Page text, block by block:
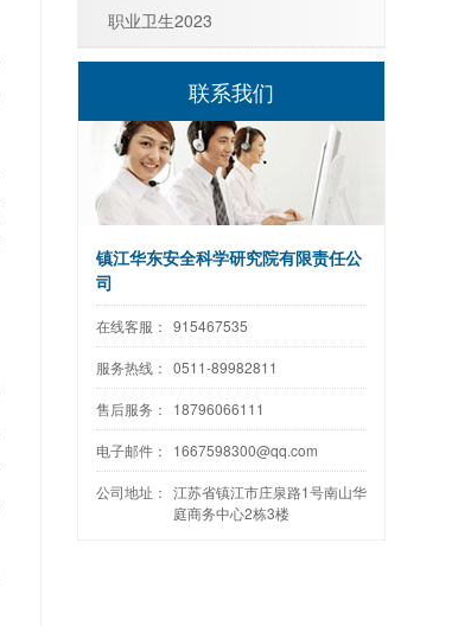
职业卫生2023
联系我们
镇江华东安全科学研究院有限责任公
司
在线客服： 915467535
服务热线： 0511-89982811
售后服务： 18796066111
电子邮件： 1667598300@qq.com
公司地址： 江苏省镇江市庄泉路1号南山华
庭商务中心2栋3楼